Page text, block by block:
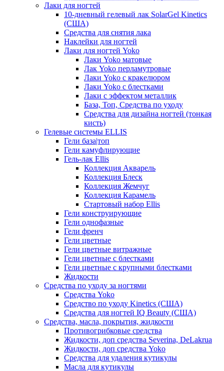
Лаки для ногтей
10-дневный гелевый лак SolarGel Kinetics
(США)
Средства для снятия лака
Наклейки для ногтей
Лаки для ногтей Yoko
Лаки Yoko матовые
Лак Yoko перламутровые
Лаки Yoko с кракелюром
Лаки Yoko с блестками
Лаки с эффектом металлик
База, Топ, Средства по уходу
Средства для дизайна ногтей (тонкая
кисть)
Гелевые системы ELLIS
Гели база|топ
Гели камуфлирующие
Гель-лак Ellis
Коллекция Акварель
Коллекция Блеск
Коллекция Жемчуг
Коллекция Карамель
Стартовый набор Ellis
Гели конструирующие
Гели однофазные
Гели френч
Гели цветные
Гели цветные витражные
Гели цветные с блестками
Гели цветные с крупными блестками
Жидкости
Средства по уходу за ногтями
Средства Yoko
Средство по уходу Kinetics (США)
Средства для ногтей IQ Beauty (США)
Средства, масла, покрытия, жидкости
Противогрибковые средства
Жидкости, доп средства Severina, DeLakrua
Жидкости, доп средства Yoko
Средства для удаления кутикулы
Масла для кутикулы